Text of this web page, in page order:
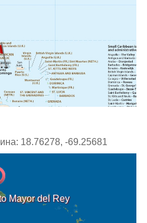
18.76278, -69.25681
Mayor del Rey